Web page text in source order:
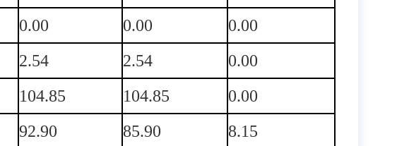
0.00 0.00
0.00
2.54 2.54 0.00
104.85 104.85
0.00
92.90 85.90
8.15